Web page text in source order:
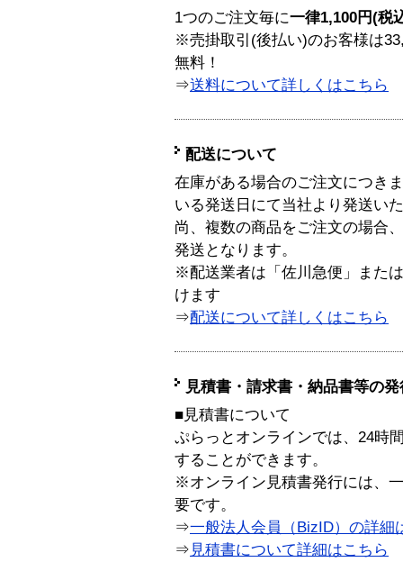
1つのご注文毎に一律1,100円(税
※売掛取引(後払い)のお客様は
無料！
⇒送料について詳しくはこちら
配送について
在庫がある場合のご注文につき
いる発送日にて当社より発送い
尚、複数の商品をご注文の場合
発送となります。
※配送業者は「佐川急便」また
けます
⇒配送について詳しくはこちら
見積書・請求書・納品書等の
■見積書について
ぷらっとオンラインでは、24時
することができます。
※オンライン見積書発行には、
要です。
⇒一般法人会員（BizID）の詳細
⇒ 見積書について詳細はこちら